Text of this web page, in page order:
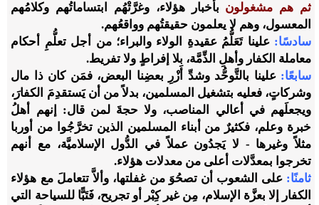
ثم هم مشغولون بأخبار هؤلاء، وغرَّتْهُم ابتساماتُهم وكلامُهم
المعسول، وهم لا يعلمون حقيقتُهم وواقعُهم.
سادسًا: علينا تَعَلُّمُ عقيدةِ الولاء والبراء؛ من أجل تعلُّمِ أحكام
معاملة الكفار وأهلِ الذِّمَّة، بلا إفراطٍ ولا تفريط.
سابعًا: علينا بالتَّوحُّد وشدِّ أَزْرِ بعضِنا البعض، فمَن كان ذا مال
وشركاتٍ، فعليه بتشغيل المسلمين، بدلاً من أن يَستقدِمَ الكفارَ،
ويجعلَهم في أعالي المناصب، ولا حجةَ لمن قال: إنهم أهلُ
خبرة وعلم، فكثيرٌ من أبناء المسلمين الذين تخرَّجُوا من أوربا
مثلاً وغيرها - لا يَجدُون عملاً في الدُّول الإسلاميَّة، مع أنهم
تخرجوا بمعدَّلات أعلى من معدلات هؤلاء.
ثامنًا: على الشعوب أن تصحُوَ من غفلتها، وألاَّ تتعاملَ مع هؤلاء
الكفار إلا بعزَّة الإسلام، مِن غير كِبْر أو تجريح، فَتَبًّا للسياحة التي